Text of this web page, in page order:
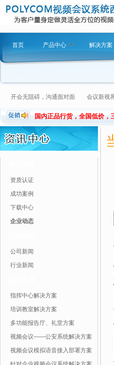
首页 产品中心 解决方案
开会无阻碍，沟通面对面 会议新视
国内正品行货，全国低价
资质认证
成功案例
下载中心
企业动态
公司新闻
行业新闻
指挥中心解决方案
培训教室解决方案
多功能报告厅、礼堂方案
视频会议——公安系统解决方案
视频会议模拟语音接入部署方案